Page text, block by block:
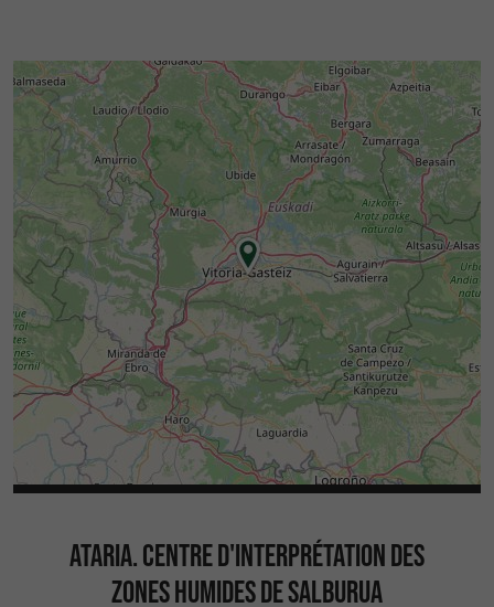
ATARIA. CENTRE D'INTERPRÉTATION DES
ZONES HUMIDES DE SALBURUA